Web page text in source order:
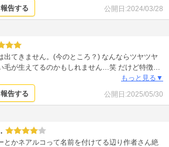
報告する 公開日:2024/03/28
出てきません。(今のところ？) なんならツヤツヤ
毛が生えてるのかもしれません…笑 だけど特徴
てくるのでワクワクします！ 生き物好きな方向け
じゃないですよ？ドラゴンのバランスとかも違
。 これが下手というならワ〇ピースとかも下手
もっと見る▼
報告する 公開日:2025/05/30
とかネアルコって名前を付けてる辺り作者さん絶